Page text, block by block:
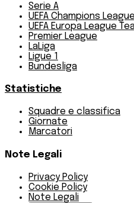
Serie A
UEFA Champions
UEFA Europa League
Premier League
LaLiga
Ligue 1
Bundesliga
Statistiche
Squadre e classifica
Giornate
Marcatori
Note Legali
Privacy Policy
Cookie Policy
Note Legali